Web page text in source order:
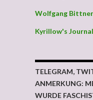
Wolfgang Bittner
Kyrillow's Journal
TELEGRAM,
ANMERKUNG:
WURDE